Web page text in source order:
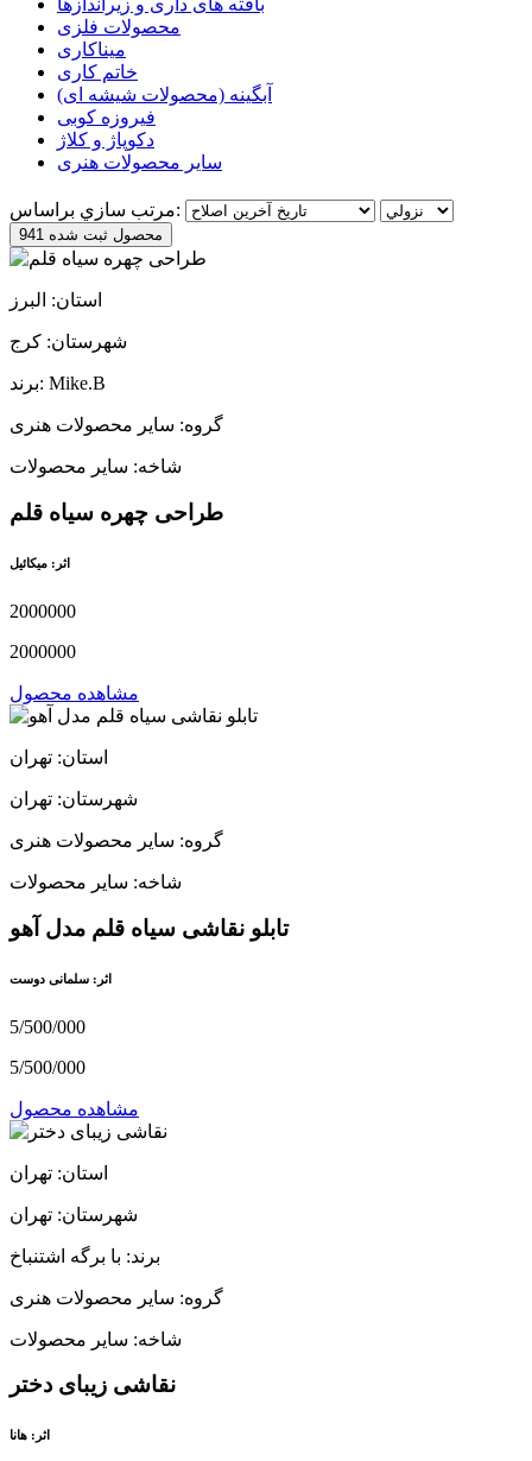
بافته های داری و زیراندازها
محصولات فلزی
میناکاری
خاتم کاری
آبگینه (محصولات شیشه ای)
فیروزه کوبی
دکوپاژ و کلاژ
سایر محصولات هنری
مرتب سازي براساس:
941 محصول ثبت شده
استان: البرز
شهرستان: کرج
برند: Mike.B
گروه: سایر محصولات هنری
شاخه: سایر محصولات
طراحی چهره سیاه قلم
اثر: میکائیل
2000000
2000000
مشاهده محصول
استان: تهران
شهرستان: تهران
گروه: سایر محصولات هنری
شاخه: سایر محصولات
تابلو نقاشی سیاه قلم مدل آهو
اثر: سلمانی دوست
5/500/000
5/500/000
مشاهده محصول
استان: تهران
شهرستان: تهران
برند: با برگه اشتنباخ
گروه: سایر محصولات هنری
شاخه: سایر محصولات
نقاشی زیبای دختر
اثر: هانا